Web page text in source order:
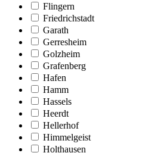
Flingern
Friedrichstadt
Garath
Gerresheim
Golzheim
Grafenberg
Hafen
Hamm
Hassels
Heerdt
Hellerhof
Himmelgeist
Holthausen